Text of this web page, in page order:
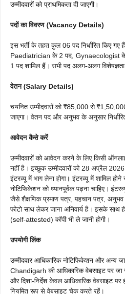
उम्मीदवारों को प्राथमिकता दी जाएगी।
पदों का विवरण (Vacancy Details)
इस भर्ती के तहत कुल 06 पद निर्धारित किए
Paediatrician के 2 पद, Gynaecologist
1 पद शामिल हैं। सभी पद अलग-अलग विशेषज्ञता
वेतन (Salary Details)
चयनित उम्मीदवारों को ₹85,000 से
जाएगा। वेतन पद और अनुभव के अनुसार
आवेदन कैसे करें
उम्मीदवारों को आवेदन करने के लिए किसी
नहीं है। इच्छुक उम्मीदवारों को 28 अप्रैल 2026
इंटरव्यू में भाग लेना होगा। इंटरव्यू में शामिल
नोटिफिकेशन को ध्यानपूर्वक पढ़ना चाहिए।
जैसे शैक्षणिक प्रमाण पत्र, पहचान पत्र, अनुभव
फोटो साथ लेकर जाना अनिवार्य है। इसके साथ
(self-attested) कॉपी भी ले जानी होगी।
उपयोगी लिंक
उम्मीदवार आधिकारिक नोटिफिकेशन और अन्य
Chandigarh की आधिकारिक वेबसाइट पर
और दिशा-निर्देश केवल आधिकारिक वेबसाइट पर
नियमित रूप से वेबसाइट चेक करते रहें।